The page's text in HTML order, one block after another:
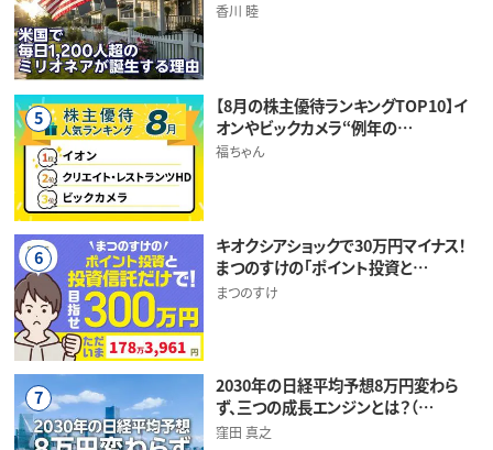
香川 睦
5
【8月の株主優待ランキングTOP10】イ
オンやビックカメラ“例年の…
福ちゃん
6
キオクシアショックで30万円マイナス！
まつのすけの「ポイント投資と…
まつのすけ
7
2030年の日経平均予想8万円変わら
ず、三つの成長エンジンとは？（…
窪田 真之